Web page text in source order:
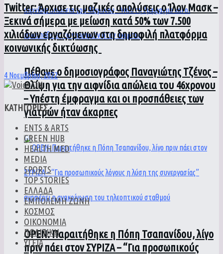
Πέθανε ο δημοσιογράφος Παναγιώτης Τζένος –
Θλίψη για την αιφνίδια απώλεια του 46χρονου
– Υπέστη έμφραγμα και οι προσπάθειες των
γιατρών ήταν άκαρπες
ΟPEN: Παραιτήθηκε η Πόπη Τσαπανίδου, λίγο
πριν πάει στον ΣΥΡΙΖΑ – “Για προσωπικούς
Twitter: Άρχισε τις μαζικές απολύσεις ο Ίλον Μασκ –
Ξεκινά σήμερα με μείωση κατά 50% των 7.500
χιλιάδων εργαζόμενων στη δημοφιλή πλατφόρμα
κοινωνικής δικτύωσης
4 Νοεμβρίου, 2022
ΚΑΤΗΓΟΡΙΕΣ
ENTS & ARTS
GREEN HUB
HEALTH MED
MEDIA
SPORTS
TOP STORIES
ΕΛΛΑΔΑ
ΕΜΠΟΛΕΜΗ ΖΩΝΗ
ΚΟΣΜΟΣ
ΟΙΚΟΝΟΜΙΑ
ΠΟΛΙΤΙΚΗ
ΥΓΕΙΑ